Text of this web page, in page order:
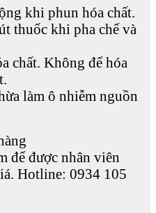
khi phun hóa chất.
thuốc khi pha chế và
chất. Không để hóa
làm ô nhiễm nguồn
để được nhân viên
Hotline: 0934 105